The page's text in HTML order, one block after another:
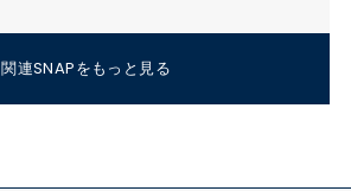
関連SNAPをもっと見る